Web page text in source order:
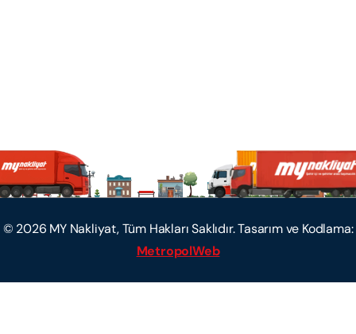
© 2026 MY Nakliyat, Tüm Hakları Saklıdır. Tasarım ve Kodlama:
MetropolWeb